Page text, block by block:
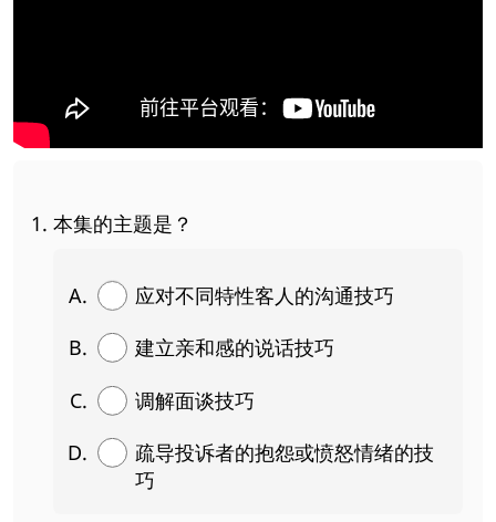
本集的主题是？
应对不同特性客人的沟通技巧
建立亲和感的说话技巧
调解面谈技巧
疏导投诉者的抱怨或愤怒情绪的技
巧